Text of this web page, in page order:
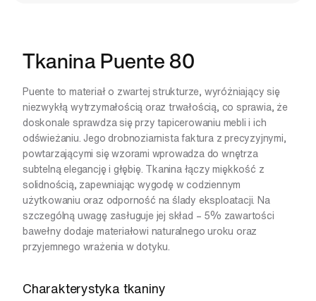
Tkanina Puente 80
Puente to materiał o zwartej strukturze, wyróżniający się
niezwykłą wytrzymałością oraz trwałością, co sprawia, że
doskonale sprawdza się przy tapicerowaniu mebli i ich
odświeżaniu. Jego drobnoziarnista faktura z precyzyjnymi,
powtarzającymi się wzorami wprowadza do wnętrza
subtelną elegancję i głębię. Tkanina łączy miękkość z
solidnością, zapewniając wygodę w codziennym
użytkowaniu oraz odporność na ślady eksploatacji. Na
szczególną uwagę zasługuje jej skład – 5% zawartości
bawełny dodaje materiałowi naturalnego uroku oraz
przyjemnego wrażenia w dotyku.
Charakterystyka tkaniny